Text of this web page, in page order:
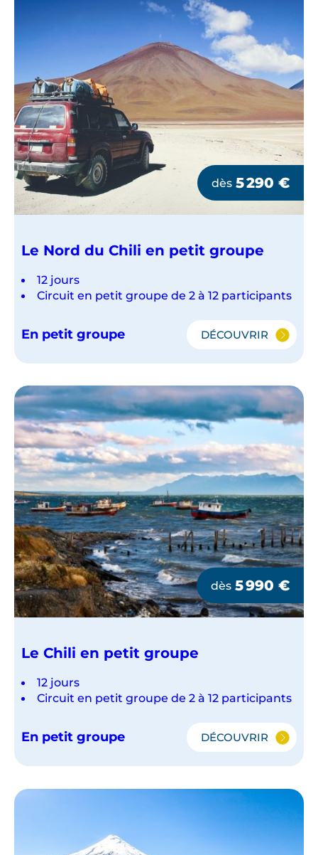
dès 5 290 €
Le Nord du Chili en petit groupe
12 jours
Circuit en petit groupe de 2 à 12 participants
En petit groupe DÉCOUVRIR
LE
CHILI
EN
PETIT
dès 5 990 €
Le Chili en petit groupe
12 jours
Circuit en petit groupe de 2 à 12 participants
En petit groupe DÉCOUVRIR
LE
PETIT
GROUPE